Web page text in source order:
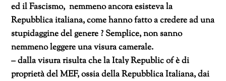
ed il Fascismo, nemmeno ancora esisteva la
Repubblica italiana, come hanno fatto a credere ad una
stupidaggine del genere ? Semplice, non sanno
nemmeno leggere una visura camerale.
– dalla visura risulta che la Italy Republic of è di
proprietà del MEF, ossia della Repubblica Italiana, dai